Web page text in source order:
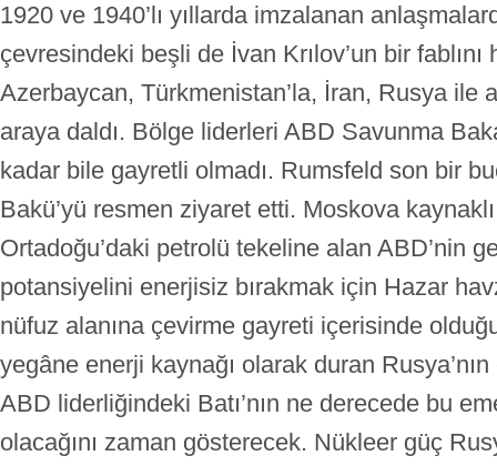
1920 ve 1940’lı yıllarda imzalanan
çevresindeki beşli de İvan Krılov’un bir
Azerbaycan, Türkmenistan’la, İran, Rusya ile
araya daldı. Bölge liderleri ABD Savunma
kadar bile gayretli olmadı. Rumsfeld son bir
Bakü’yü resmen ziyaret etti. Moskova
Ortadoğu’daki petrolü tekeline alan ABD’nin
potansiyelini enerjisiz bırakmak için Hazar
nüfuz alanına çevirme gayreti içerisinde
yegâne enerji kaynağı olarak duran Rusya’nın
ABD liderliğindeki Batı’nın ne derecede bu
olacağını zaman gösterecek. Nükleer güç